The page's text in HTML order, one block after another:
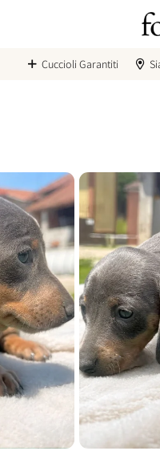
Cuccioli Garantiti